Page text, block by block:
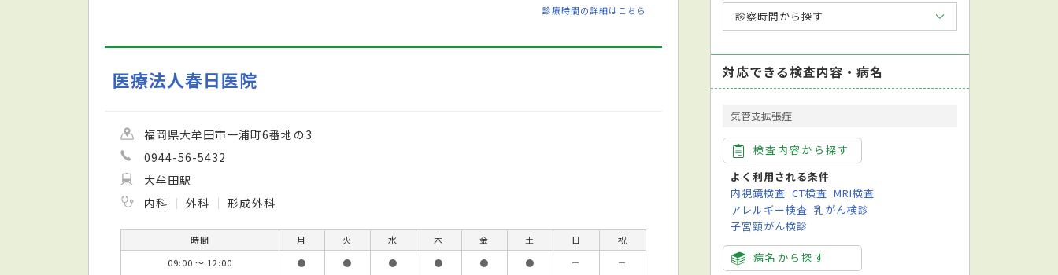
診療時間の詳細はこちら
医療法人春日医院
福岡県大牟田市一浦町6番地の3
0944-56-5432
大牟田駅
内科
外科 形成外科
時間 月 火 水 木 金 土 日
祝
09:00 ～ 12:00
● ● ● ● ● ● －
－
診察時間から探す
対応できる検査内容・病名
気管支拡張症
検査内容から探す
よく利用される条件
内視鏡検査 CT検査 MRI検査
アレルギー検査 乳がん検診
子宮頸がん検診
病名から探す